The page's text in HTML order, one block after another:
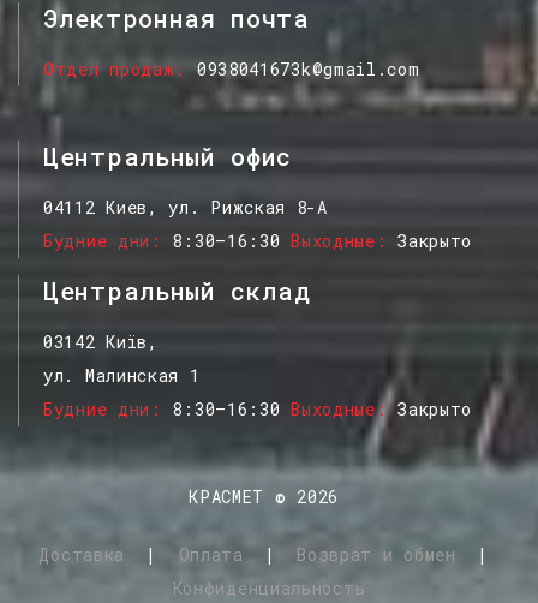
Электронная почта
Отдел продаж 0938041673k@gmail.com
Центральный офис
04112 Киев, ул. Рижская 8-А
Будние дни
8:30–16:30 Выходные Закрыто
Центральный склад
03142 Київ,
ул. Малинская 1
Будние дни
8:30–16:30 Выходные Закрыто
КРАСМЕТ © 2026
Доставка | Оплата | Возврат и обмен
|
Конфиденциальность